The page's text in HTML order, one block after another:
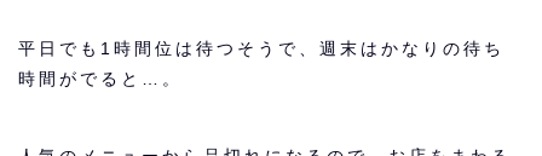
平日でも1時間位は待つそうで、週末はかなりの待ち
時間がでると…。